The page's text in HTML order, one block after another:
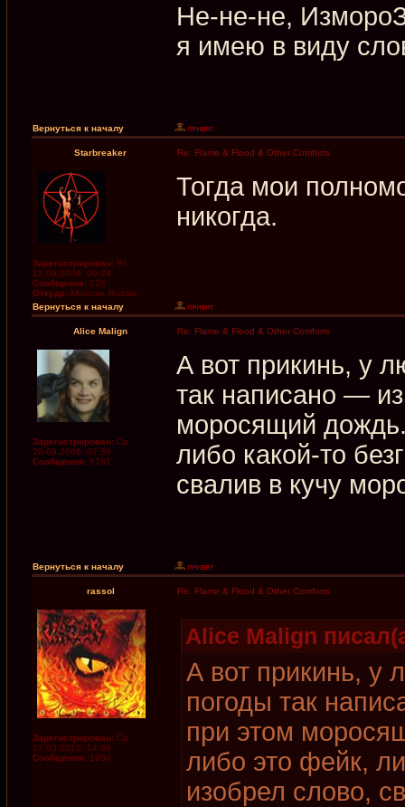
Не-не-не,
я имею в виду
Вернуться к началу
Starbreaker Re: Flame & Flood & Other Comforts
Зарегистрирован: Вс
12.09.2004, 00:24
Сообщения: 228
Откуда: Moscow, Russia
Тогда мои
никогда.
Вернуться к началу
Alice Malign Re: Flame & Flood & Other Comforts
Зарегистрирован: Ср
20.09.2006, 07:38
Сообщения: 6781
А вот прикинь, у
так написано —
моросящий
либо какой-то
свалив в кучу
Вернуться к началу
rassol Re: Flame & Flood & Other Comforts
Зарегистрирован: Ср
17.03.2010, 14:39
Сообщения: 1950
Alice Malign
А вот прикинь, у
погоды так
при этом
либо это фейк,
изобрел слово,